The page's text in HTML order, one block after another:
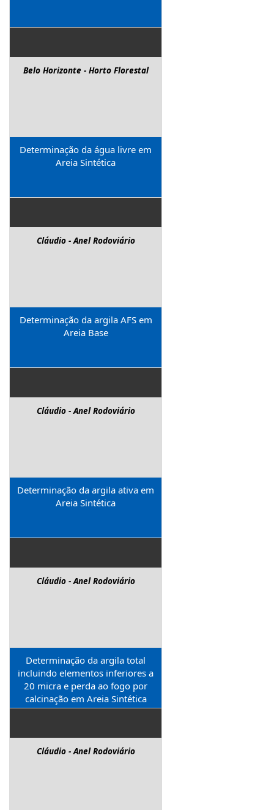
Belo Horizonte - Horto Florestal
Determinação da água livre em
Areia Sintética
Cláudio - Anel Rodoviário
Determinação da argila AFS em
Areia Base
Cláudio - Anel Rodoviário
Determinação da argila ativa em
Areia Sintética
Cláudio - Anel Rodoviário
Determinação da argila total
incluindo elementos inferiores a
20 micra e perda ao fogo por
calcinação em Areia Sintética
Cláudio - Anel Rodoviário